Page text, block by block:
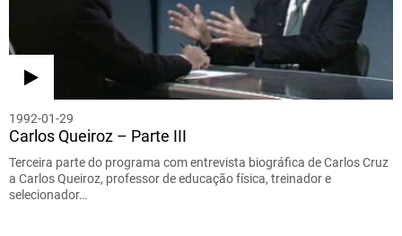
1992-01-29
Carlos Queiroz – Parte III
Terceira parte do programa com entrevista biográfica de Carlos Cruz
a Carlos Queiroz, professor de educação física, treinador e
selecionador…